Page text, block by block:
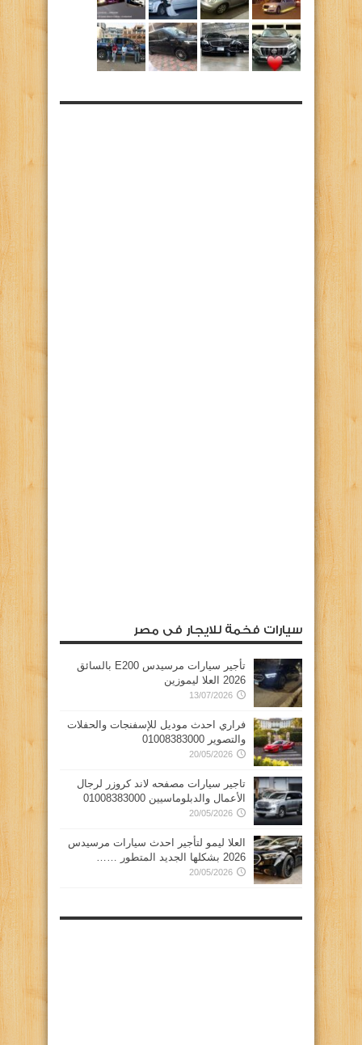
سيارات فخمة للايجار فى مصر
تأجير سيارات مرسيدس E200 بالسائق
2026 العلا ليموزين
13/07/2026
فراري احدث موديل للإسفنجات والحفلات
والتصوير 01008383000
20/05/2026
تاجير سيارات مصفحه لاند كروزر لرجال
الأعمال والدبلوماسيين 01008383000
20/05/2026
العلا ليمو لتأجير احدث سيارات مرسيدس
2026 بشكلها الجديد المتطور ……
20/05/2026